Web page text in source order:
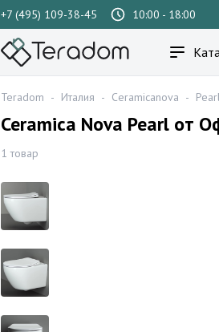
+7 (495) 109-38-45 10:00 - 18:00
Teradom - Италия - Ceramicanova -
Ceramica Nova Pearl от
1 товар